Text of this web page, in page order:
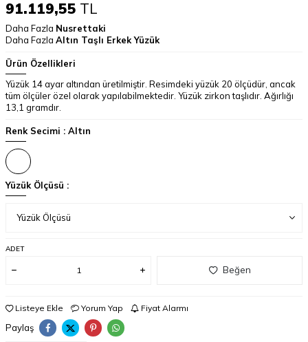
91.119,55 TL
Daha Fazla Nusrettaki
Daha Fazla Altın Taşlı Erkek Yüzük
Ürün Özellikleri
Yüzük 14 ayar altından üretilmiştir. Resimdeki yüzük 20 ölçüdür, ancak
tüm ölçüler özel olarak yapılabilmektedir. Yüzük zirkon taşlıdır. Ağırlığı
13,1 gramdır.
Renk Secimi : Altın
Yüzük Ölçüsü :
ADET
Beğen
Listeye Ekle Yorum Yap Fiyat Alarmı
Paylaş